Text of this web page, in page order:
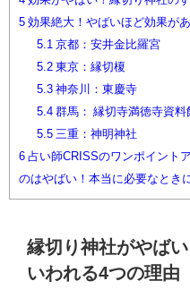
5 効果絶大！やばいほど効果が
5.1 京都：安井金比羅宮
5.2東京：縁切榎
5.3神奈川：東慶寺
5.4群馬： 縁切寺満徳寺資料
5.5三重：神明神社
6 占い師CRISSのワンポイント
のはやばい！本当に必要なとき
縁切り神社がやば
いわれる4つの理由